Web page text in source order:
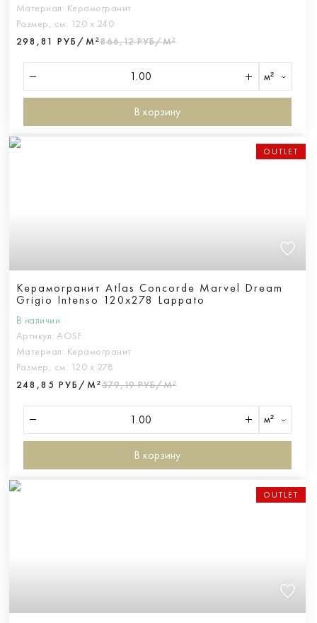
Материал: Керамогранит
Размер, см: 120 х 240
298,81 РУБ/М²866,12 РУБ/М²
м²
В корзину
OUTLET
Керамогранит Atlas Concorde Marvel Dream
Grigio Intenso 120x278 Lappato
В наличии
Артикул: AOSF
Материал: Керамогранит
Размер, см: 120 х 278
248,85 РУБ/М²579,19 РУБ/М²
м²
В корзину
OUTLET